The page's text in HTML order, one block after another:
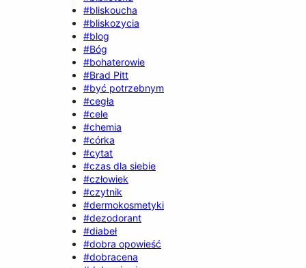
#bliskoucha
#bliskozycia
#blog
#Bóg
#bohaterowie
#Brad Pitt
#być potrzebnym
#cegła
#cele
#chemia
#córka
#cytat
#czas dla siebie
#człowiek
#czytnik
#dermokosmetyki
#dezodorant
#diabeł
#dobra opowieść
#dobracena